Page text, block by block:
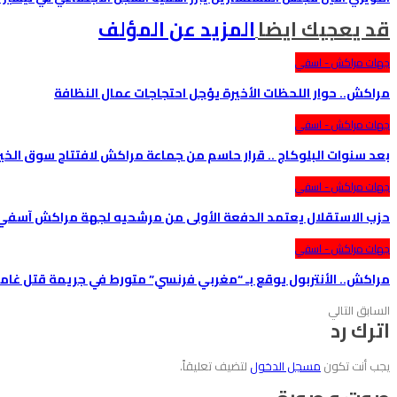
قد يعجبك ايضاالمزيد عن المؤلف
جهات مراكش - اسفي
مراكش.. حوار اللحظات الأخيرة يؤجل احتجاجات عمال النظافة
جهات مراكش - اسفي
بعد سنوات البلوكاج .. قرار حاسم من جماعة مراكش لافتتاح سوق
جهات مراكش - اسفي
حزب الاستقلال يعتمد الدفعة الأولى من مرشحيه لجهة مراكش آسفي
جهات مراكش - اسفي
مراكش.. الأنتربول يوقع بـ “مغربي فرنسي” متورط في جريمة قتل
السابق التالي
اترك رد
يجب أنت تكون مسجل الدخول لتضيف تعليقاً.